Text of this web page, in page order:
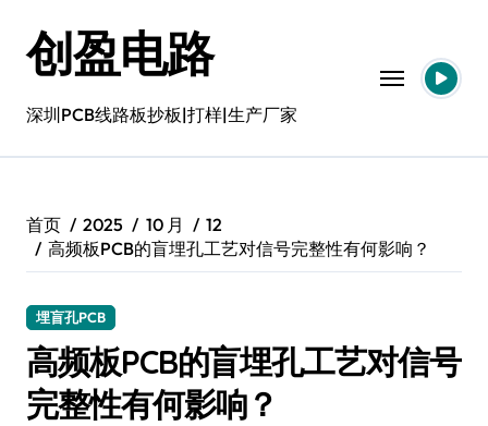
创盈电路
深圳PCB线路板抄板|打样|生产厂家
首页 2025 10 月
12
高频板PCB的盲埋孔工艺对信号完整性有何影响？
埋盲孔PCB
高频板PCB的盲埋孔工艺对信号
完整性有何影响？